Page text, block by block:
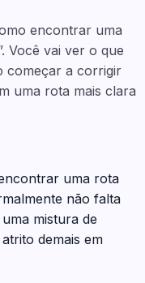
encontrar uma
Você vai ver o que
começar a corrigir
uma rota mais clara
uma rota
não falta
mistura de
demais em